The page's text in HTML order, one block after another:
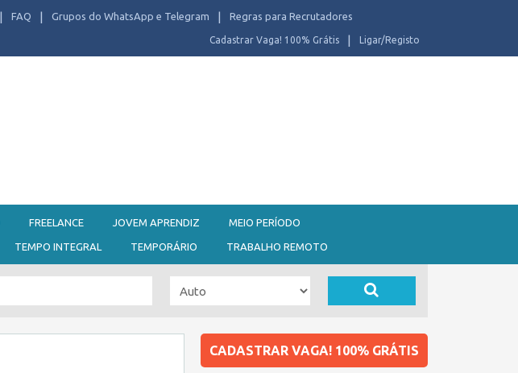
FAQ Grupos do WhatsApp e Telegram Regras para Recrutadores
Ligar/Registo
Cadastrar Vaga! 100% Grátis
FREELANCE JOVEM APRENDIZ MEIO PERÍODO
TEMPO INTEGRAL TEMPORÁRIO TRABALHO REMOTO
CADASTRAR VAGA! 100% GRÁTIS